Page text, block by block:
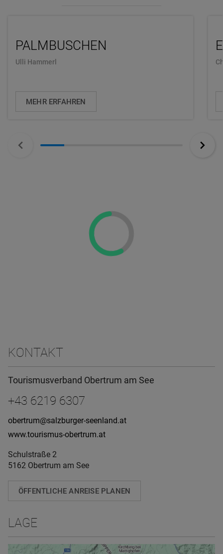
PALMBUSCHEN
Ulli Hammerl
MEHR ERFAHREN
KONTAKT
Tourismusverband Obertrum am See
+43 6219 6307
obertrum@salzburger-seenland.at
www.tourismus-obertrum.at
Schulstraße 2
5162 Obertrum am See
ÖFFENTLICHE ANREISE PLANEN
LAGE